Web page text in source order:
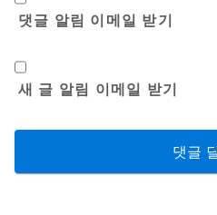
댓글 알림 이메일 받기
새 글 알림 이메일 받기